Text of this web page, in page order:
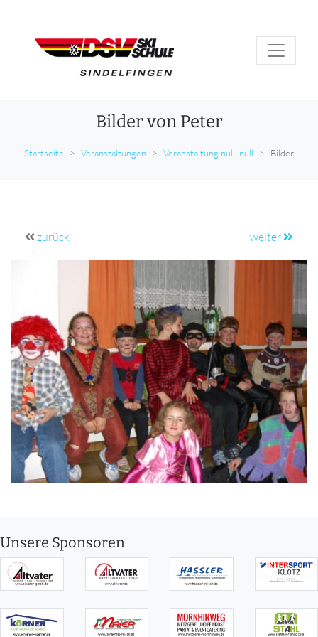
Bilder von Peter
Startseite Veranstaltungen Veranstaltung null: null Bilder
zurück weiter
Unsere Sponsoren